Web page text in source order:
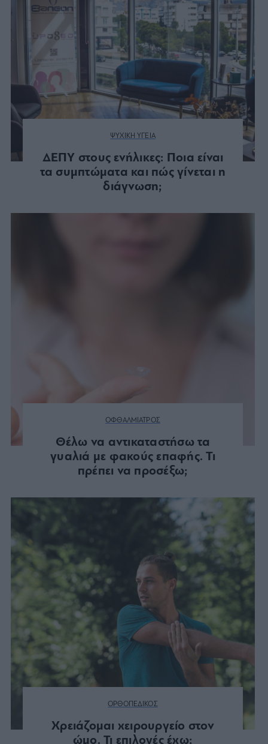
ΨΥΧΙΚΗ ΥΓΕΙΑ
ΔΕΠΥ στους ενήλικες: Ποια είναι
τα συμπτώματα και πώς γίνεται η
διάγνωση;
ΟΦΘΑΛΜΙΑΤΡΟΣ
Θέλω να αντικαταστήσω τα
γυαλιά με φακούς επαφής. Τι
πρέπει να προσέξω;
ΟΡΘΟΠΕΔΙΚΟΣ
Χρειάζομαι χειρουργείο στον
ώμο. Τι επιλογές έχω;